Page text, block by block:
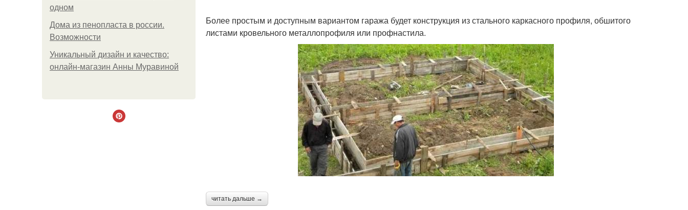
одном
Дома из пенопласта в россии.
Возможности
Уникальный дизайн и качество:
онлайн-магазин Анны Муравиной
Более простым и доступным вариантом гаража будет конструкция из стального каркасного профиля, обшитого
листами кровельного металлопрофиля или профнастила.
читать дальше →